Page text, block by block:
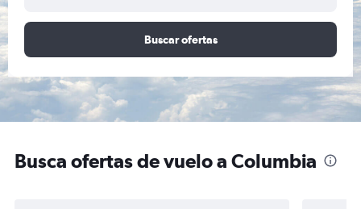
Buscar ofertas
Busca ofertas de vuelo a Columbia